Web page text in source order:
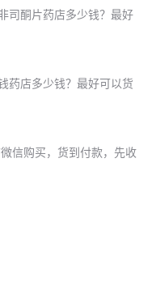
司酮片药店多少钱？最好
药店多少钱？最好可以货
信购买，货到付款，先收